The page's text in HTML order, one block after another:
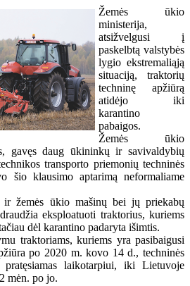
Žemės ūkio
ministerija,
atsižvelgusi į
paskelbtą valstybės
lygio ekstremaliąją
situaciją, traktorių
techninę apžiūrą
atidėjo iki
karantino
pabaigos.
Žemės ūkio
gavęs daug ūkininkų ir savivaldybių
transporto priemonių techninės
šio klausimo aptarimą neformaliame
ir žemės ūkio mašinų bei jų priekabų
eksploatuoti traktorius, kuriems
dėl karantino padaryta išimtis.
traktoriams, kuriems yra pasibaigusi
po 2020 m. kovo 14 d., techninės
laikotarpiui, iki Lietuvoje
mėn. po jo.